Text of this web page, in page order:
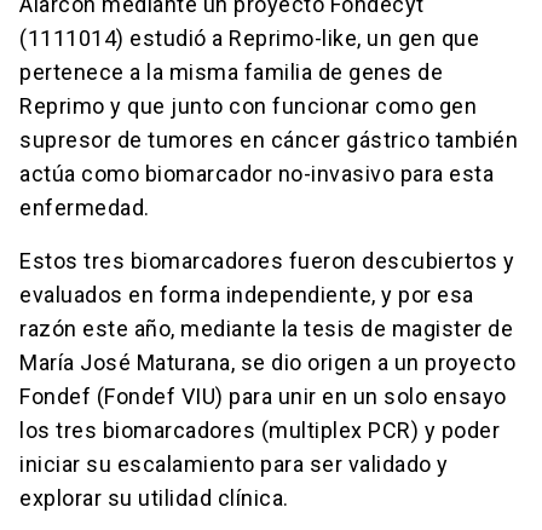
(1111014) estudió a Reprimo-like, un gen que
pertenece a la misma familia de genes de
Reprimo y que junto con funcionar como gen
supresor de tumores en cáncer gástrico también
actúa como biomarcador no-invasivo para esta
enfermedad.
Estos tres biomarcadores fueron descubiertos y
evaluados en forma independiente, y por esa
razón este año, mediante la tesis de magister de
María José Maturana, se dio origen a un proyecto
Fondef (Fondef VIU) para unir en un solo ensayo
los tres biomarcadores (multiplex PCR) y poder
iniciar su escalamiento para ser validado y
explorar su utilidad clínica.